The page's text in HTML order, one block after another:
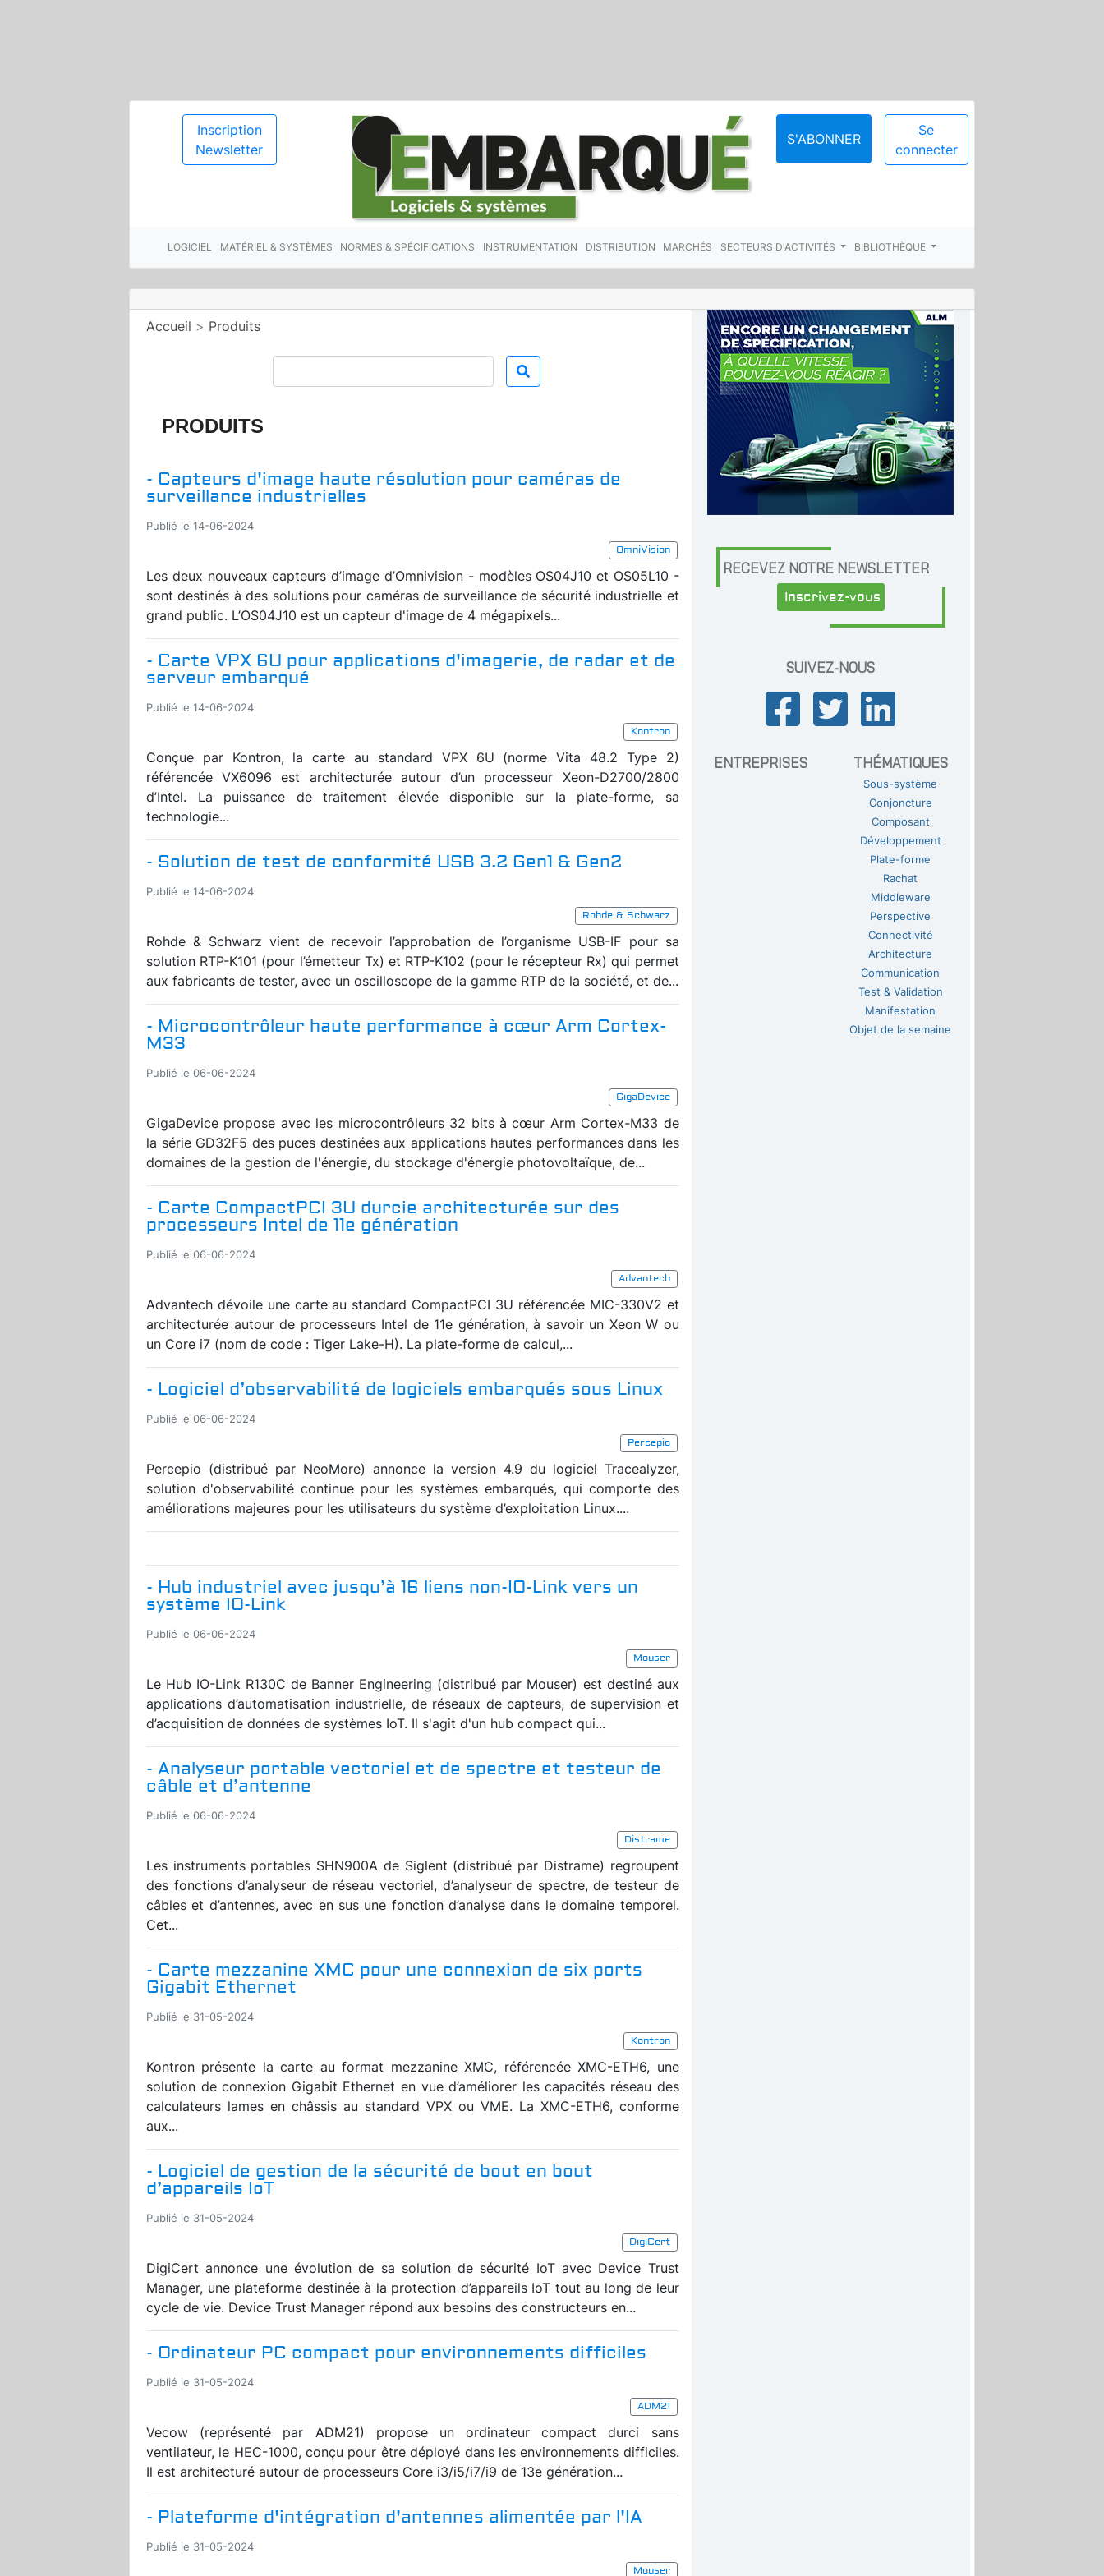
Inscription
Newsletter
S'ABONNER
Se
connecter
LOGICIEL MATÉRIEL & SYSTÈMES NORMES & SPÉCIFICATIONS INSTRUMENTATION DISTRIBUTION MARCHÉS SECTEURS D'ACTIVITÉS BIBLIOTHÈQUE
Accueil > Produits
PRODUITS
- Capteurs d'image haute résolution pour caméras de
surveillance industrielles
Publié le 14-06-2024
OmniVision
Les deux nouveaux capteurs d’image d’Omnivision - modèles OS04J10 et OS05L10 -
sont destinés à des solutions pour caméras de surveillance de sécurité industrielle et
grand public. L’OS04J10 est un capteur d'image de 4 mégapixels...
- Carte VPX 6U pour applications d'imagerie, de radar et de
serveur embarqué
Publié le 14-06-2024
Kontron
Conçue par Kontron, la carte au standard VPX 6U (norme Vita 48.2 Type 2)
référencée VX6096 est architecturée autour d’un processeur Xeon-D2700/2800
d’Intel. La puissance de traitement élevée disponible sur la plate-forme, sa
technologie...
- Solution de test de conformité USB 3.2 Gen1 & Gen2
Publié le 14-06-2024
Rohde & Schwarz
Rohde & Schwarz vient de recevoir l’approbation de l’organisme USB-IF pour sa
solution RTP-K101 (pour l’émetteur Tx) et RTP-K102 (pour le récepteur Rx) qui permet
aux fabricants de tester, avec un oscilloscope de la gamme RTP de la société, et de...
- Microcontrôleur haute performance à cœur Arm Cortex-
M33
Publié le 06-06-2024
GigaDevice
GigaDevice propose avec les microcontrôleurs 32 bits à cœur Arm Cortex-M33 de
la série GD32F5 des puces destinées aux applications hautes performances dans les
domaines de la gestion de l'énergie, du stockage d'énergie photovoltaïque, de...
- Carte CompactPCI 3U durcie architecturée sur des
processeurs Intel de 11e génération
Publié le 06-06-2024
Advantech
Advantech dévoile une carte au standard CompactPCI 3U référencée MIC-330V2 et
architecturée autour de processeurs Intel de 11e génération, à savoir un Xeon W ou
un Core i7 (nom de code : Tiger Lake-H). La plate-forme de calcul,...
- Logiciel d’observabilité de logiciels embarqués sous Linux
Publié le 06-06-2024
Percepio
Percepio (distribué par NeoMore) annonce la version 4.9 du logiciel Tracealyzer,
solution d'observabilité continue pour les systèmes embarqués, qui comporte des
améliorations majeures pour les utilisateurs du système d’exploitation Linux....
- Hub industriel avec jusqu’à 16 liens non-IO-Link vers un
système IO-Link
Publié le 06-06-2024
Mouser
Le Hub IO-Link R130C de Banner Engineering (distribué par Mouser) est destiné aux
applications d’automatisation industrielle, de réseaux de capteurs, de supervision et
d’acquisition de données de systèmes IoT. Il s'agit d'un hub compact qui...
- Analyseur portable vectoriel et de spectre et testeur de
câble et d’antenne
Publié le 06-06-2024
Distrame
Les instruments portables SHN900A de Siglent (distribué par Distrame) regroupent
des fonctions d’analyseur de réseau vectoriel, d’analyseur de spectre, de testeur de
câbles et d’antennes, avec en sus une fonction d’analyse dans le domaine temporel.
Cet...
- Carte mezzanine XMC pour une connexion de six ports
Gigabit Ethernet
Publié le 31-05-2024
Kontron
Kontron présente la carte au format mezzanine XMC, référencée XMC-ETH6, une
solution de connexion Gigabit Ethernet en vue d’améliorer les capacités réseau des
calculateurs lames en châssis au standard VPX ou VME. La XMC-ETH6, conforme
aux...
- Logiciel de gestion de la sécurité de bout en bout
d’appareils IoT
Publié le 31-05-2024
DigiCert
DigiCert annonce une évolution de sa solution de sécurité IoT avec Device Trust
Manager, une plateforme destinée à la protection d’appareils IoT tout au long de leur
cycle de vie. Device Trust Manager répond aux besoins des constructeurs en...
- Ordinateur PC compact pour environnements difficiles
Publié le 31-05-2024
ADM21
Vecow (représenté par ADM21) propose un ordinateur compact durci sans
ventilateur, le HEC-1000, conçu pour être déployé dans les environnements difficiles.
Il est architecturé autour de processeurs Core i3/i5/i7/i9 de 13e génération...
- Plateforme d'intégration d'antennes alimentée par l'IA
Publié le 31-05-2024
Mouser
RECEVEZ NOTRE NEWSLETTER
Inscrivez-vous
SUIVEZ-NOUS
ENTREPRISES THÉMATIQUES
Sous-système
Conjoncture
Composant
Développement
Plate-forme
Rachat
Middleware
Perspective
Connectivité
Architecture
Communication
Test & Validation
Manifestation
Objet de la semaine